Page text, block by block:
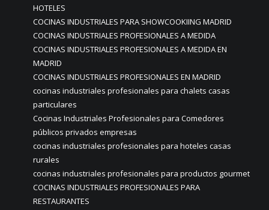
HOTELES
COCINAS INDUSTRIALES PARA SHOWCOOKIING MADRID
COCINAS INDUSTRIALES PROFESIONALES A MEDIDA
COCINAS INDUSTRIALES PROFESIONALES A MEDIDA EN
MADRID
COCINAS INDUSTRIALES PROFESIONALES EN MADRID
cocinas industriales profesionales para chalets casas
particulares
Cocinas Industriales Profesionales para Comedores
públicos privados empresas
cocinas industriales profesionales para hoteles casas
rurales
cocinas industriales profesionales para productos gourmet
COCINAS INDUSTRIALES PROFESIONALES PARA
RESTAURANTES